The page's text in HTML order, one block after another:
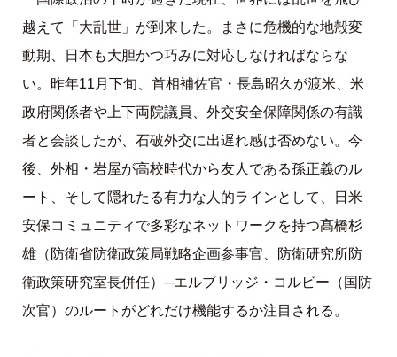
越えて「大乱世」が到来した。まさに危機的な地殻変
動期、日本も大胆かつ巧みに対応しなければならな
い。昨年11月下旬、首相補佐官・長島昭久が渡米、米
政府関係者や上下両院議員、外交安全保障関係の有識
者と会談したが、石破外交に出遅れ感は否めない。今
後、外相・岩屋が高校時代から友人である孫正義のル
ート、そして隠れたる有力な人的ラインとして、日米
安保コミュニティで多彩なネットワークを持つ髙橋杉
雄（防衛省防衛政策局戦略企画参事官、防衛研究所防
衛政策研究室長併任）─エルブリッジ・コルビー（国防
次官）のルートがどれだけ機能するか注目される。